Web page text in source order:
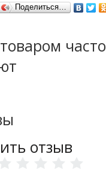
Поделиться…
часто
отзыв